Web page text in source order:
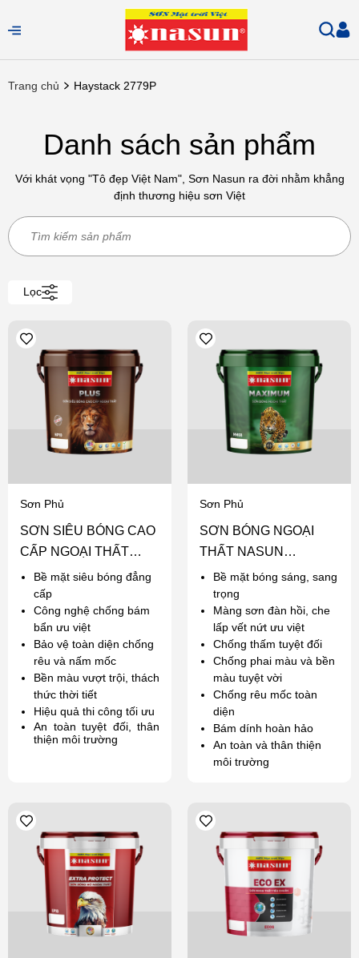
Trang chủ Haystack 2779P
Danh sách sản phẩm
Với khát vọng "Tô đẹp Việt Nam", Sơn Nasun ra đời nhằm khẳng
định thương hiệu sơn Việt
Lọc
Sơn Phủ
SƠN SIÊU BÓNG CAO
CẤP NGOẠI THẤT
NASUN PLUS
Bề mặt siêu bóng đẳng
cấp
Công nghệ chống bám
bẩn ưu việt
Bảo vệ toàn diện chống
rêu và nấm mốc
Bền màu vượt trội, thách
thức thời tiết
Hiệu quả thi công tối ưu
An toàn tuyệt đối, thân
thiện môi trường
Sơn Phủ
SƠN BÓNG NGOẠI
THẤT NASUN
MAXIMUM
Bề mặt bóng sáng, sang
trọng
Màng sơn đàn hồi, che
lấp vết nứt ưu việt
Chống thấm tuyệt đối
Chống phai màu và bền
màu tuyệt vời
Chống rêu mốc toàn
diện
Bám dính hoàn hảo
An toàn và thân thiện
môi trường